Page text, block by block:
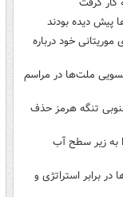
کار گرفت
پیش دیده بودند
خود درباره
ملت‌ها در مراسم
تنگه هرمز حذف
به زیر سطح آب
برابر استراتژی و